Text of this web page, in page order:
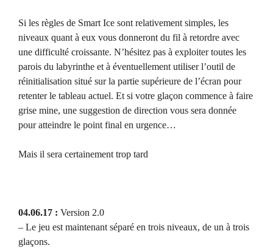
Si les règles de Smart Ice sont relativement simples, les
niveaux quant à eux vous donneront du fil à retordre avec
une difficulté croissante. N’hésitez pas à exploiter toutes les
parois du labyrinthe et à éventuellement utiliser l’outil de
réinitialisation situé sur la partie supérieure de l’écran pour
retenter le tableau actuel. Et si votre glaçon commence à faire
grise mine, une suggestion de direction vous sera donnée
pour atteindre le point final en urgence…
Mais il sera certainement trop tard
04.06.17 : Version 2.0
– Le jeu est maintenant séparé en trois niveaux, de un à trois
glaçons.